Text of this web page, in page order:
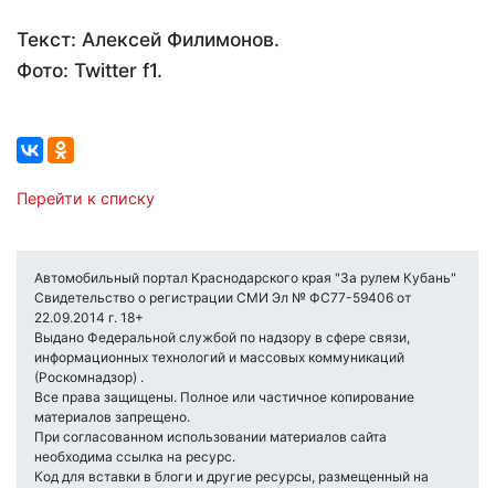
Текст: Алексей Филимонов.
Фото: Twitter f1.
Перейти к списку
Автомобильный портал Краснодарского края "За рулем Кубань"
Свидетельство о регистрации СМИ Эл № ФС77-59406 от
22.09.2014 г. 18+
Выдано Федеральной службой по надзору в сфере связи,
информационных технологий и массовых коммуникаций
(Роскомнадзор) .
Все права защищены. Полное или частичное копирование
материалов запрещено.
При согласованном использовании материалов сайта
необходима ссылка на ресурс.
Код для вставки в блоги и другие ресурсы, размещенный на